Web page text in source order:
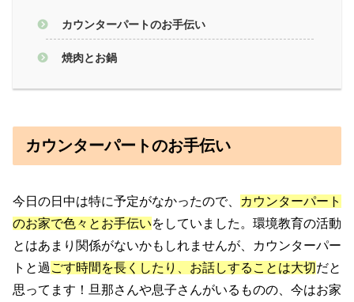
カウンターパートのお手伝い
焼肉とお鍋
カウンターパートのお手伝い
今日の日中は特に予定がなかったので、
カウンターパート
のお家で色々とお手伝いをしていました。環境教育の活動
とはあまり関係がないかもしれませんが、カウンターパー
トと過 ごす時間を長くしたり、お話しすることは大切だと
思ってます！旦那さんや息子さんがいるものの、今はお家